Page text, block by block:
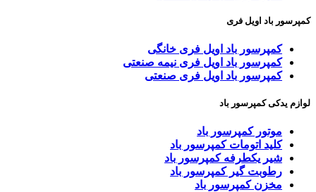
کمپرسور باد اویل فری
کمپرسور باد اویل فری خانگی
کمپرسور باد اویل فری نیمه صنعتی
کمپرسور باد اویل فری صنعتی
لوازم یدکی کمپرسور باد
موتور کمپرسور باد
کلید اتومات کمپرسور باد
شیر یکطرفه کمپرسور باد
رطوبت گیر کمپرسور باد
مخزن کمپرسور باد